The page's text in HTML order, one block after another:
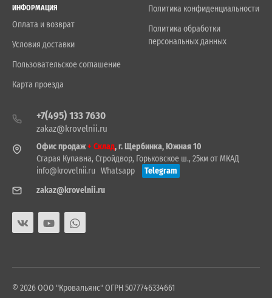
ИНФОРМАЦИЯ
Оплата и возврат
Условия доставки
Пользовательское соглашение
Карта проезда
Политика конфиденциальности
Политика обработки
персональных данных
+7(495) 133 7630
zakaz@krovelnii.ru
Офис продаж+ Склад, г. Щербинка, Южная 10
Старая Купавна, Стройдвор, Горьковское ш., 25км от МКАД
info@krovelnii.ru Whatsapp
Telegram
zakaz@krovelnii.ru
© 2026 ООО "Кровальянс" ОГРН 5077746334661